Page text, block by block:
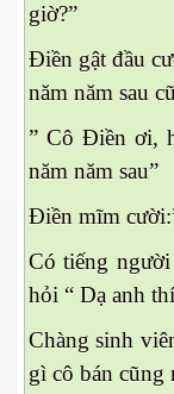
giờ?”
Điền gật đầu
năm năm sau
” Cô Điền ơi,
năm năm sau”
Điền mĩm
Có tiếng
hỏi “ Dạ anh
Chàng sinh
gì cô bán cũng
24
25
26
27
28
29